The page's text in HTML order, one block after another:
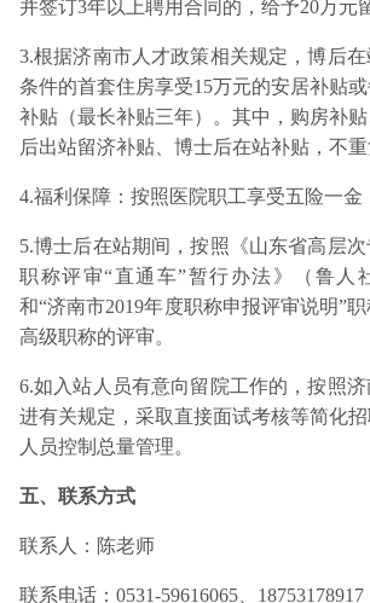
并签订3年以上聘用合同的，给予20万元
3.根据济南市人才政策相关规定，博后
条件的首套住房享受15万元的安居补贴
补贴（最长补贴三年）。其中，购房补
后出站留济补贴、博士后在站补贴，不重
4.福利保障：按照医院职工享受五险一金
5.博士后在站期间，按照《山东省高层
职称评审“直通车”暂行办法》（鲁人社
和“济南市2019年度职称申报评审说明”
高级职称的评审。
6.如入站人员有意向留院工作的，按照济
进有关规定，采取直接面试考核等简化
人员控制总量管理。
五、联系方式
联系人：陈老师
联系电话：0531-59616065、18753178917